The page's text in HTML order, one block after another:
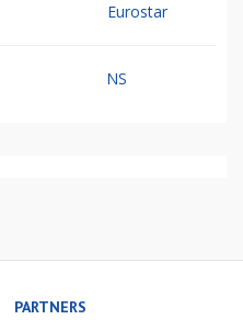
Eurostar
NS
PARTNERS